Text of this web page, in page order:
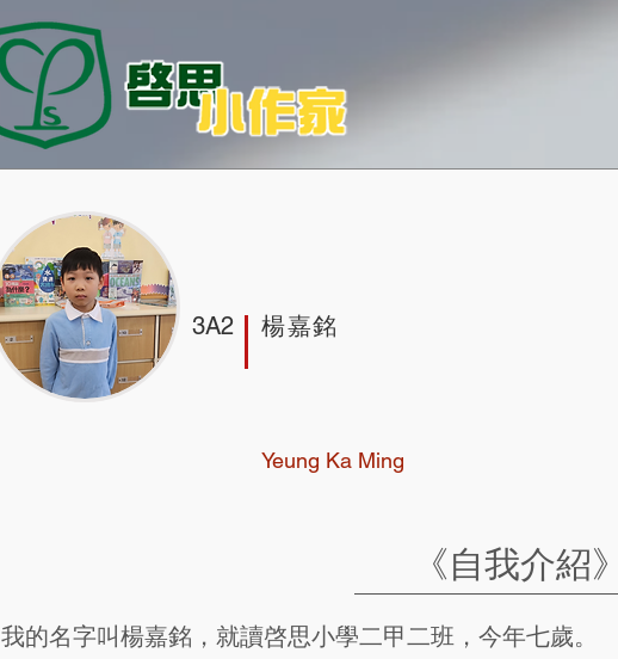
3A2 楊嘉銘
Yeung Ka Ming
《自我介紹》
我的名字叫楊嘉銘，就讀啓思小學二甲二班，今年七歲。